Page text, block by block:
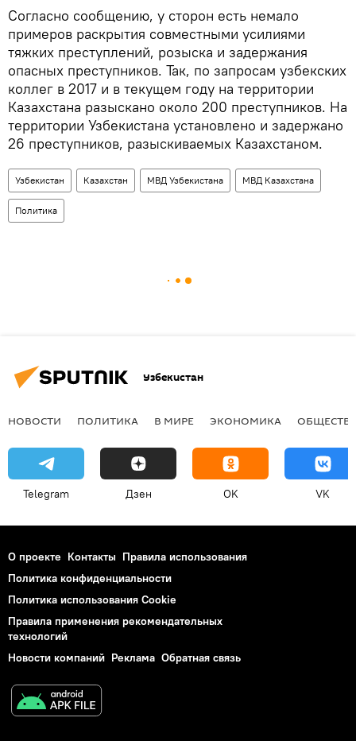
Согласно сообщению, у сторон есть немало
примеров раскрытия совместными усилиями
тяжких преступлений, розыска и задержания
опасных преступников. Так, по запросам узбекских
коллег в 2017 и в текущем году на территории
Казахстана разыскано около 200 преступников. На
территории Узбекистана установлено и задержано
26 преступников, разыскиваемых Казахстаном.
Узбекистан Казахстан МВД Узбекистана МВД Казахстана
Политика
Узбекистан
НОВОСТИ ПОЛИТИКА В МИРЕ ЭКОНОМИКА
Telegram Дзен OK VK
О проекте Контакты Правила использования
Политика конфиденциальности
Политика использования Cookie
Правила применения рекомендательных
технологий
Новости компаний Реклама Обратная связь